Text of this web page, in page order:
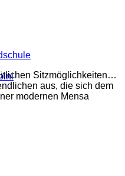
Sitzmöglichkeiten…
aus, die sich dem
modernen Mensa